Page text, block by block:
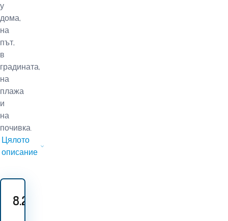
у
дома,
на
път,
в
градината,
на
плажа
и
на
почивка.
Цялото
описание
8.20